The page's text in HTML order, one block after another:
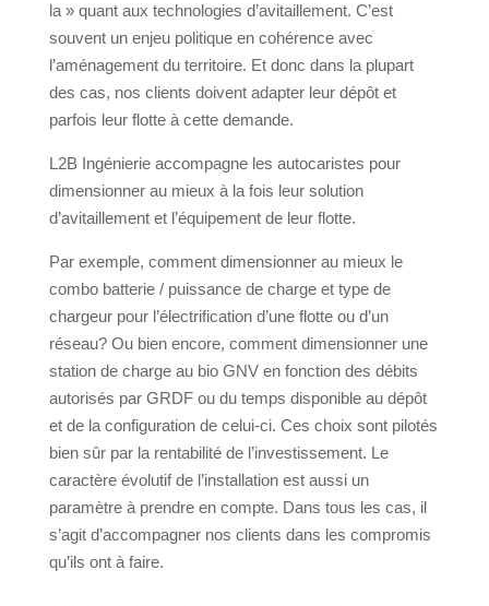
la » quant aux technologies d’avitaillement. C’est
souvent un enjeu politique en cohérence avec
l’aménagement du territoire. Et donc dans la plupart
des cas, nos clients doivent adapter leur dépôt et
parfois leur flotte à cette demande.
L2B Ingénierie accompagne les autocaristes pour
dimensionner au mieux à la fois leur solution
d’avitaillement et l’équipement de leur flotte.
Par exemple, comment dimensionner au mieux le
combo batterie / puissance de charge et type de
chargeur pour l’électrification d’une flotte ou d’un
réseau? Ou bien encore, comment dimensionner une
station de charge au bio GNV en fonction des débits
autorisés par GRDF ou du temps disponible au dépôt
et de la configuration de celui-ci. Ces choix sont pilotés
bien sûr par la rentabilité de l’investissement. Le
caractère évolutif de l’installation est aussi un
paramètre à prendre en compte. Dans tous les cas, il
s’agit d’accompagner nos clients dans les compromis
qu’ils ont à faire.